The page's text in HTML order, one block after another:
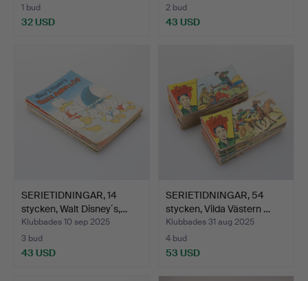
1 bud
32 USD
2 bud
43 USD
SERIETIDNINGAR, 14
stycken, Walt Disney´s,…
Klubbades 10 sep 2025
3 bud
43 USD
SERIETIDNINGAR, 54
stycken, Vilda Västern …
Klubbades 31 aug 2025
4 bud
53 USD